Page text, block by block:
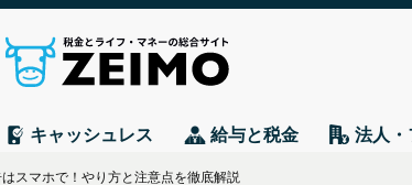
キャッシュレス 給与と税金 法人・
はスマホで！やり方と注意点を徹底解説